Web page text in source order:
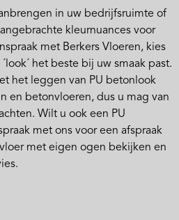
in uw bedrijfsruimte of
kleurnuances voor
met Berkers Vloeren, kies
het beste bij uw smaak past.
het leggen van PU betonlook
en betonvloeren, dus u mag van
Wilt u ook een PU
met ons voor een afspraak
met eigen ogen bekijken en